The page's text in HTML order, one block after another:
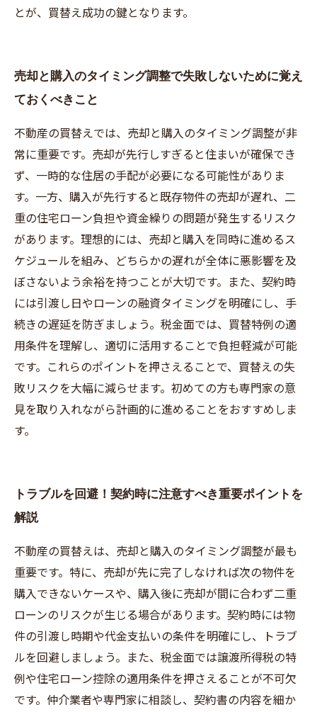
とが、買替え成功の鍵となります。
売却と購入のタイミング調整で失敗しないために覚え
ておくべきこと
不動産の買替えでは、売却と購入のタイミング調整が非
常に重要です。売却が先行しすぎると住まいが確保でき
ず、一時的な住居の手配が必要になる可能性がありま
す。一方、購入が先行すると既存物件の売却が遅れ、二
重の住宅ローン負担や資金繰りの問題が発生するリスク
があります。理想的には、売却と購入を同時に進めるス
ケジュールを組み、どちらかの遅れが全体に悪影響を及
ぼさないよう余裕を持つことが大切です。また、契約時
には引渡し日やローンの融資タイミングを明確にし、手
続きの遅延を防ぎましょう。税金面では、買替特例の適
用条件を理解し、適切に活用することで負担軽減が可能
です。これらのポイントを押さえることで、買替えの失
敗リスクを大幅に減らせます。初めての方も専門家の意
見を取り入れながら計画的に進めることをおすすめしま
す。
トラブルを回避！契約時に注意すべき重要ポイントを
解説
不動産の買替えは、売却と購入のタイミング調整が最も
重要です。特に、売却が先に完了しなければ次の物件を
購入できないケースや、購入後に売却が間に合わず二重
ローンのリスクが生じる場合があります。契約時には物
件の引渡し時期や代金支払いの条件を明確にし、トラブ
ルを回避しましょう。また、税金面では譲渡所得税の特
例や住宅ローン控除の適用条件を押さえることが不可欠
です。仲介業者や専門家に相談し、契約書の内容を細か